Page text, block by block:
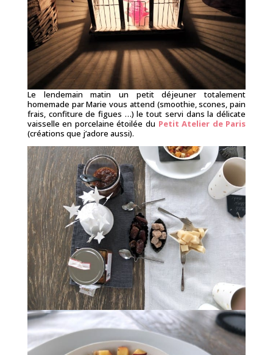
Le lendemain matin un petit déjeuner totalement
homemade par Marie vous attend (smoothie, scones, pain
frais, confiture de figues …) le tout servi dans la délicate
vaisselle en porcelaine étoilée du Petit Atelier de Paris
(créations que j’adore aussi).